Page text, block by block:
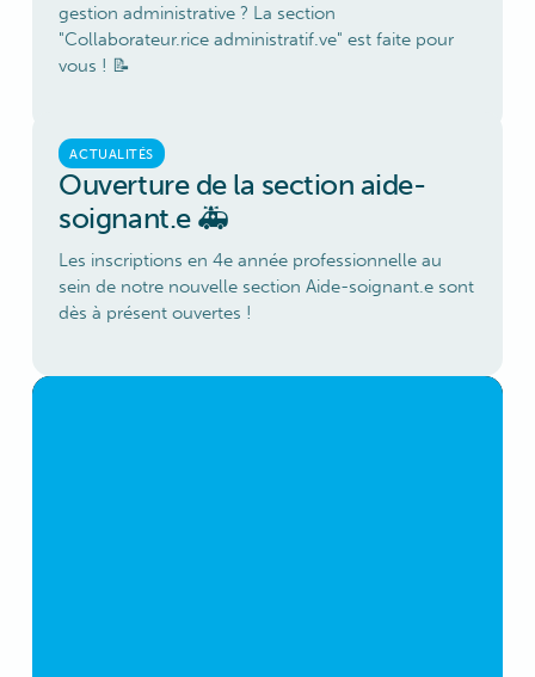
gestion administrative ? La section
"Collaborateur.rice administratif.ve" est faite pour
vous ! 📝
ACTUALITÉS
Ouverture de la section aide-
soignant.e 🚑
Les inscriptions en 4e année professionnelle au
sein de notre nouvelle section Aide-soignant.e sont
dès à présent ouvertes !